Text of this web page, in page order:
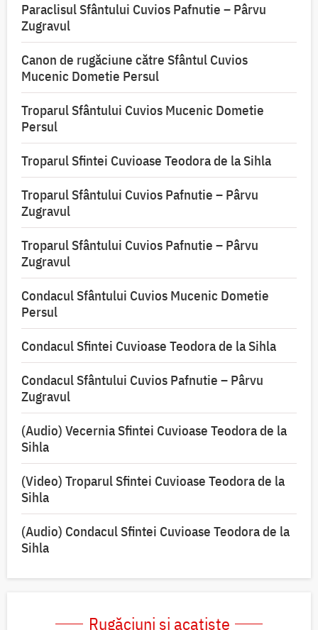
Paraclisul Sfântului Cuvios Pafnutie – Pârvu
Zugravul
Canon de rugăciune către Sfântul Cuvios
Mucenic Dometie Persul
Troparul Sfântului Cuvios Mucenic Dometie
Persul
Troparul Sfintei Cuvioase Teodora de la Sihla
Troparul Sfântului Cuvios Pafnutie – Pârvu
Zugravul
Troparul Sfântului Cuvios Pafnutie – Pârvu
Zugravul
Condacul Sfântului Cuvios Mucenic Dometie
Persul
Condacul Sfintei Cuvioase Teodora de la Sihla
Condacul Sfântului Cuvios Pafnutie – Pârvu
Zugravul
(Audio) Vecernia Sfintei Cuvioase Teodora de la
Sihla
(Video) Troparul Sfintei Cuvioase Teodora de la
Sihla
(Audio) Condacul Sfintei Cuvioase Teodora de la
Sihla
Rugăciuni și acatiste